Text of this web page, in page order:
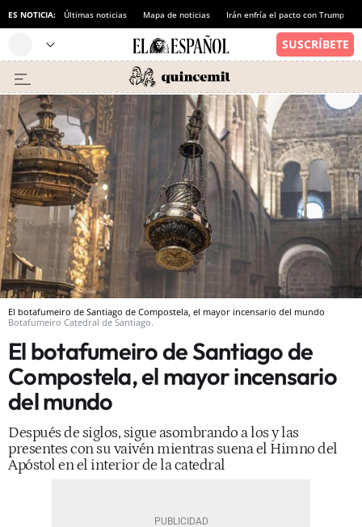
ES NOTICIA: Últimas noticias Mapa de noticias Irán enfría el pacto con Trump
El botafumeiro de Santiago de Compostela, el mayor incensario del mundo
Botafumeiro Catedral de Santiago.
El botafumeiro de Santiago de
Compostela, el mayor incensario
del mundo
Después de siglos, sigue asombrando a los y las
presentes con su vaivén mientras suena el Himno del
Apóstol en el interior de la catedral